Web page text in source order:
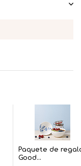
Paquete de
Good...